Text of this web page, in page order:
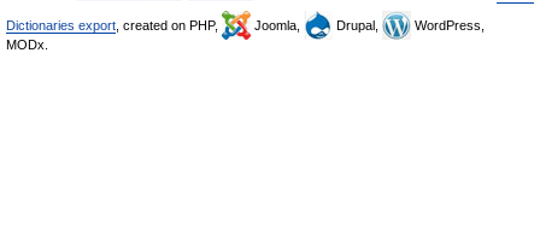
Dictionaries export , created on PHP, Joomla, Drupal,
WordPress,
MODx.